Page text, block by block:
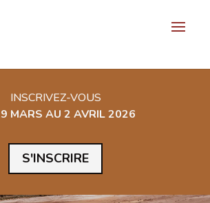
INSCRIVEZ-VOUS
MARS AU 2 AVRIL 2026
S'INSCRIRE